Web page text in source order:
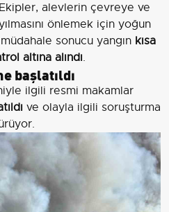
alevlerin çevreye ve
önlemek için yoğun
sonucu yangın kısa
altına alındı.
başlatıldı
ilgili resmi makamlar
ve olayla ilgili soruşturma